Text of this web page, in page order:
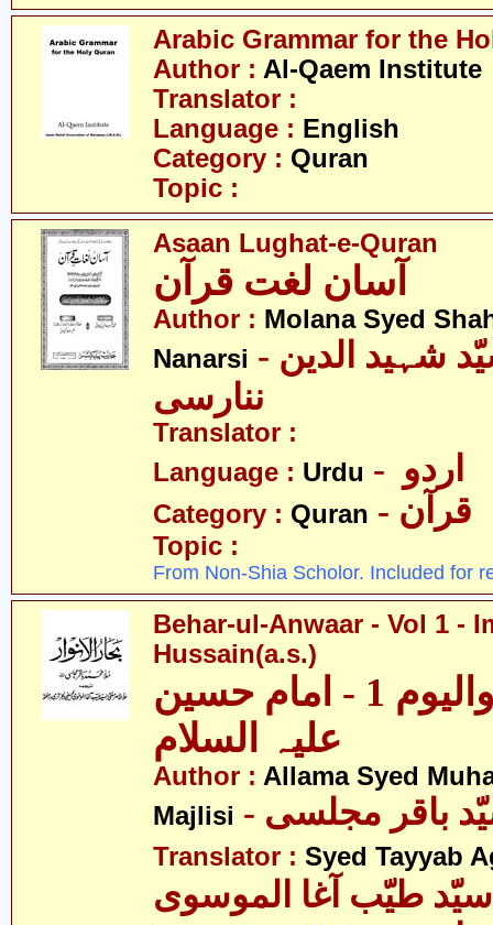
Arabic Grammar for the
Author : Al-Qaem Institute
Translator :
Language : English
Category : Quran
Topic :
Asaan Lughat-e-Quran
Author : Molana Syed
Nanarsi - مولانا سیّد شہید الدین
ننارسی
Translator :
Language : Urdu
Category : Quran - قرآن
Topic :
From Non-Shia Scholor. Included for
Behar-ul-Anwaar - Vol 1 -
Hussain(a.s.)
بحار الانوار - والیوم 1 - امام حسین
علیہ السلام
Author : Allama Syed
Majlisi
Translator : Syed Tayyab
سیّد طیّب آغا الموسوی